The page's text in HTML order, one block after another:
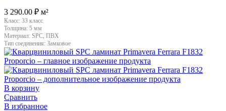
3 290.00 ₽ м²
Класс: 33 класс
Толщина: 5 мм
Материал: SPC, ПВХ
Тип соединения: Замковое
В корзину
Сравнить
В избранное